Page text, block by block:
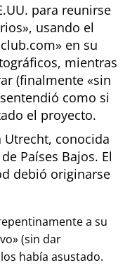
para reunirse
, usando el
en su
mientras
(finalmente
sin
como si
el proyecto.
conocida
Países Bajos. El
debió originarse
a su
(sin dar
había asustado.